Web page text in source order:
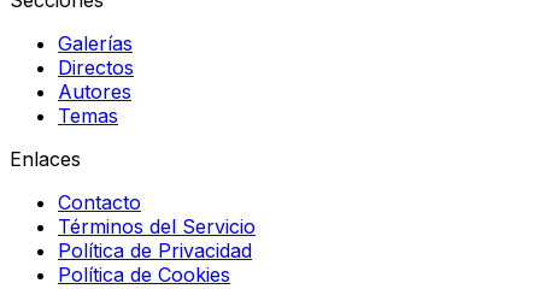
Galerías
Directos
Autores
Temas
Enlaces
Contacto
Términos del Servicio
Política de Privacidad
Política de Cookies